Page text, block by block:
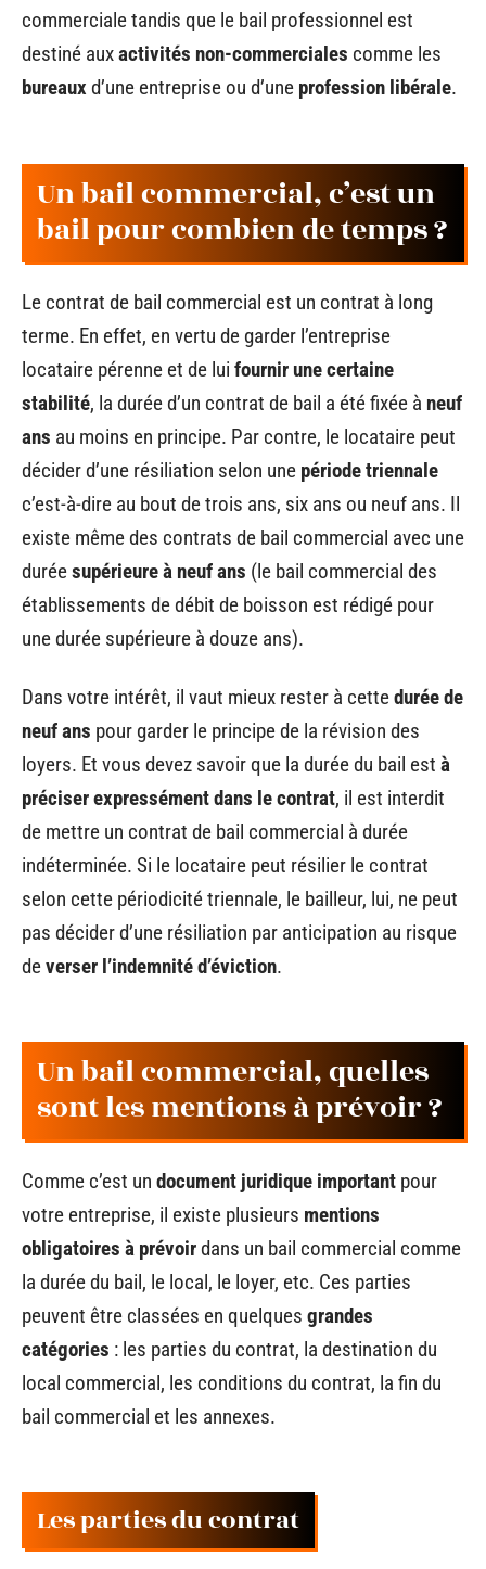
commerciale tandis que le bail professionnel est
destiné auxactivités non-commerciales comme les
bureauxd’une entreprise ou d’une profession libérale.
Un bail commercial, c’est un
bail pour combien de temps ?
Le contrat de bail commercial est un contrat à long
terme. En effet, en vertu de garder l’entreprise
locataire pérenne et de lui fournir une certaine
stabilité, la durée d’un contrat de bail a été fixée à neuf
ans au moins en principe. Par contre, le locataire peut
décider d’une résiliation selon une période triennale
c’est-à-dire au bout de trois ans, six ans ou neuf ans. Il
existe même des contrats de bail commercial avec une
duréesupérieure à neuf ans (le bail commercial des
établissements de débit de boisson est rédigé pour
une durée supérieure à douze ans).
Dans votre intérêt, il vaut mieux rester à cettedurée de
neuf ans pour garder le principe de la révision des
loyers. Et vous devez savoir que la durée du bail est à
préciser expressément dans le contrat, il est interdit
de mettre un contrat de bail commercial à durée
indéterminée. Si le locataire peut résilier le contrat
selon cette périodicité triennale, le bailleur, lui, ne peut
pas décider d’une résiliation par anticipation au risque
deverser l’indemnité d’éviction.
Un bail commercial, quelles
sont les mentions à prévoir ?
Comme c’est un document juridique important pour
votre entreprise, il existe plusieurs mentions
obligatoires à prévoirdans un bail commercial comme
la durée du bail, le local, le loyer, etc. Ces parties
peuvent être classées en quelques grandes
catégories : les parties du contrat, la destination du
local commercial, les conditions du contrat, la fin du
bail commercial et les annexes.
Les parties du contrat